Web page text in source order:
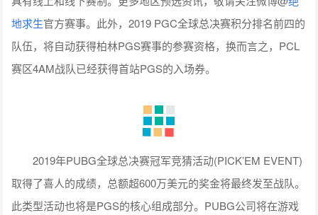
地求生官方赛事。此外，2019 PGC全球总决赛积分排名前四的
队伍，将自动获得柏林PGS赛事的参赛资格，换而言之，PCL
赛区4AM战队已经获得首站PGS的入场券。
2019年PUBG全球总决赛冠军竞猜活动(PICK’EM EVENT)
取得了喜人的成绩，总额超600万美元的奖金将最终发至战队。
此类型活动也将是PGS的核心组成部分。PUBG公司将在游戏